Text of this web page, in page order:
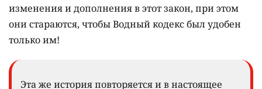
изменения и дополнения в этот закон, при этом
они стараются, чтобы Водный кодекс был удобен
только им!
Эта же история повторяется и в настоящее